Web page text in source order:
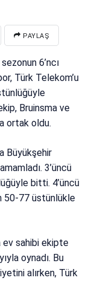
PAYLAŞ
6’ncı
Türk Telekom’u
Bruinsma ve
ortak oldu.
Büyükşehir
3’üncü
bitti. 4’üncü
50-77 üstünlükle
ev sahibi ekipte
oynadı. Bu
alırken, Türk